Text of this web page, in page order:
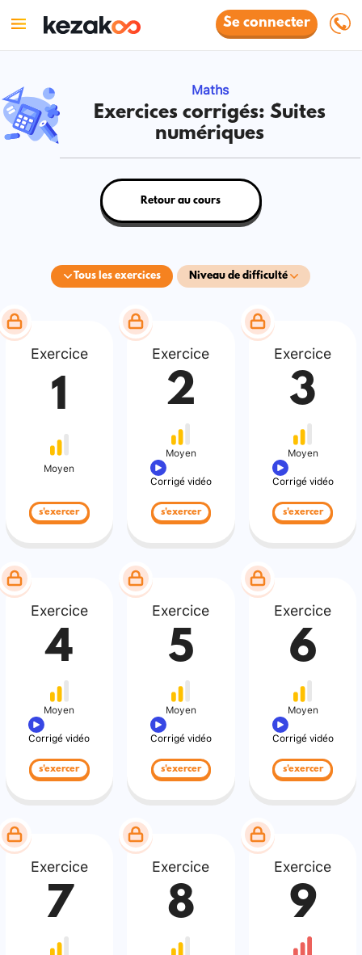
Se connecter
Maths
Exercices corrigés: Suites
numériques
Tous les exercices Niveau de difficulté
Retour au cours
Exercice
1
Moyen
s'exercer
Exercice
2
Moyen
Corrigé vidéo
s'exercer
Exercice
3
Moyen
Corrigé vidéo
s'exercer
Exercice
4
Moyen
Corrigé vidéo
s'exercer
Exercice
5
Moyen
Corrigé vidéo
s'exercer
Exercice
6
Moyen
Corrigé vidéo
s'exercer
Exercice
7
Exercice
8
Exercice
9